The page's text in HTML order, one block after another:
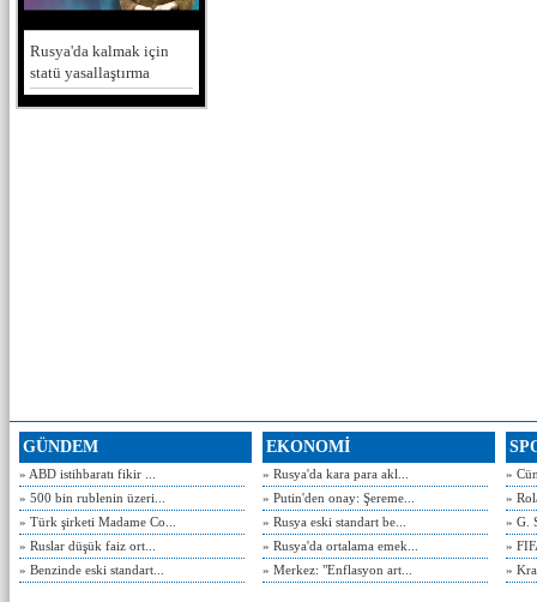
Rusya'da kalmak için
statü yasallaştırma
GÜNDEM
» ABD istihbaratı fikir ...
» 500 bin rublenin üzeri...
» Türk şirketi Madame Co...
» Ruslar düşük faiz ort...
» Benzinde eski standart...
EKONOMİ
» Rusya'da kara para akl...
» Putin'den onay: Şereme...
» Rusya eski standart be...
» Rusya'da ortalama emek...
» Merkez: "Enflasyon art...
»
»
» G.
»
»